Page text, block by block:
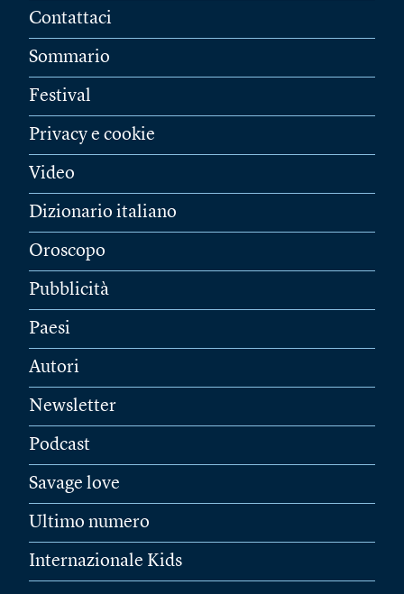
Contattaci
Sommario
Festival
Privacy e cookie
Video
Dizionario italiano
Oroscopo
Pubblicità
Paesi
Autori
Newsletter
Podcast
Savage love
Ultimo numero
Internazionale Kids